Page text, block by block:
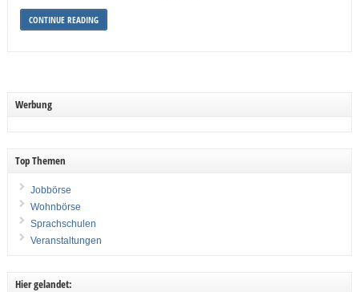
CONTINUE READING
Werbung
Top Themen
Jobbörse
Wohnbörse
Sprachschulen
Veranstaltungen
Hier gelandet: